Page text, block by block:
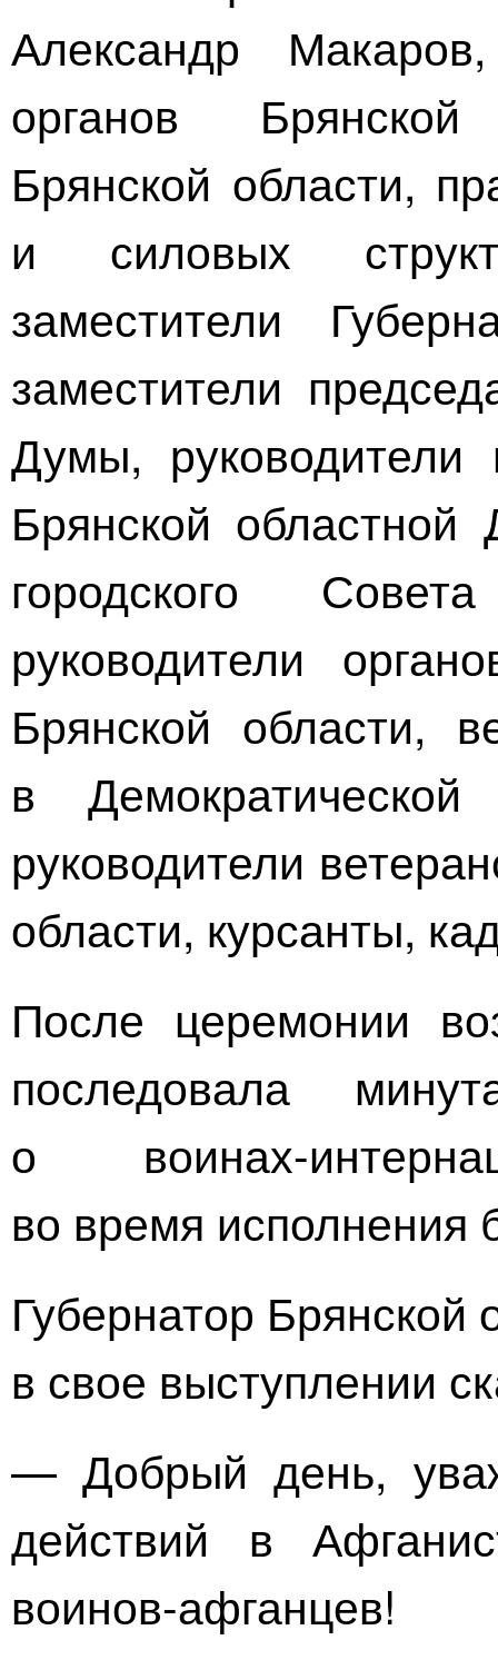
Александр
органов
Брянской области,
и силовых
заместители
заместители
Думы, руководители
Брянской областной
городского
руководители
Брянской области,
в
руководители
области, курсанты,
После церемонии
последовала
о воинах-
во время исполнения
Губернатор Брянской
в свое выступлении
— Добрый день,
действий в
воинов-афганцев!